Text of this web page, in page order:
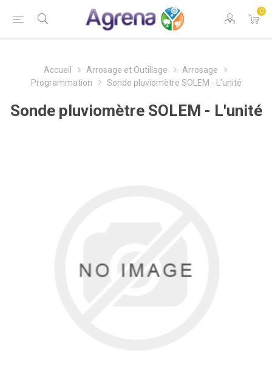
0
Accueil Arrosage et Outillage
Arrosage
Programmation
Sonde pluviomètre SOLEM - L'unité
Sonde pluviomètre SOLEM - L'unité